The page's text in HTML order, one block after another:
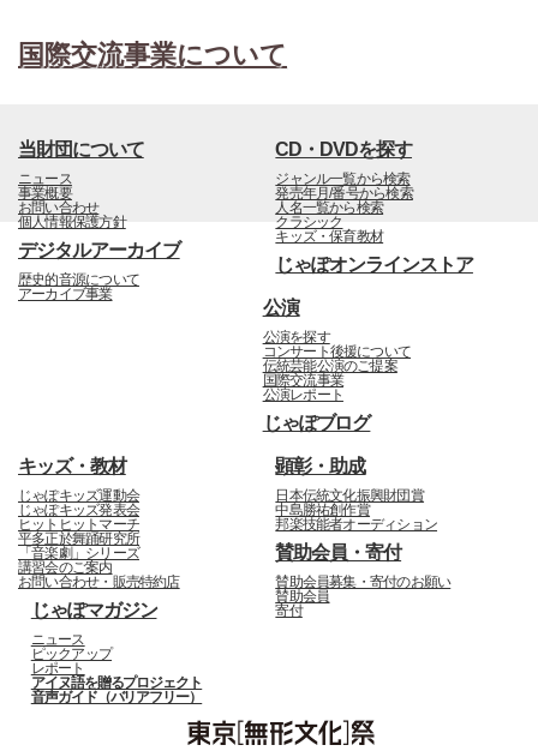
国際交流事業について
当財団について
ニュース
事業概要
お問い合わせ
個人情報保護方針
デジタルアーカイブ
歴史的音源について
アーカイブ事業
CD・DVDを探す
ジャンル一覧から検索
発売年月/番号から検索
人名一覧から検索
クラシック
キッズ・保育教材
じゃぽオンラインストア
公演
公演を探す
コンサート後援について
伝統芸能公演のご提案
国際交流事業
公演レポート
じゃぽブログ
顕彰・助成
日本伝統文化振興財団賞
中島勝祐創作賞
邦楽技能者オーディション
賛助会員・寄付
賛助会員募集・寄付のお願い
賛助会員
寄付
キッズ・教材
じゃぽキッズ運動会
じゃぽキッズ発表会
ヒットヒットマーチ
平多正於舞踊研究所
「音楽劇」シリーズ
講習会のご案内
お問い合わせ・販売特約店
じゃぽマガジン
ニュース
ピックアップ
レポート
アイヌ語を贈るプロジェクト
音声ガイド（バリアフリー）